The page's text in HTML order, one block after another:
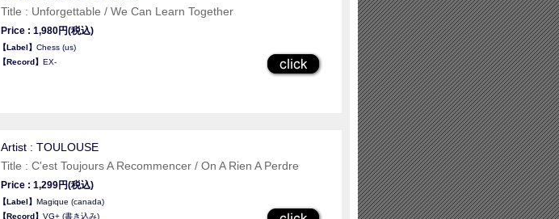
Title : Unforgettable / We Can Learn Together
Price : 1,980円(税込)
【Label】 Chess (us)
【Record】 EX-
Artist : TOULOUSE
Title : C'est Toujours A Recommencer / On A Rien A Perdre
Price : 1,299円(税込)
【Label】 Magique (canada)
【Record】 VG+ (書き込み)